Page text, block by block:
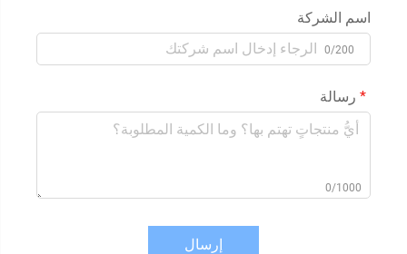
اسم الشركة
0/200
رسالة
0/1000
إرسال